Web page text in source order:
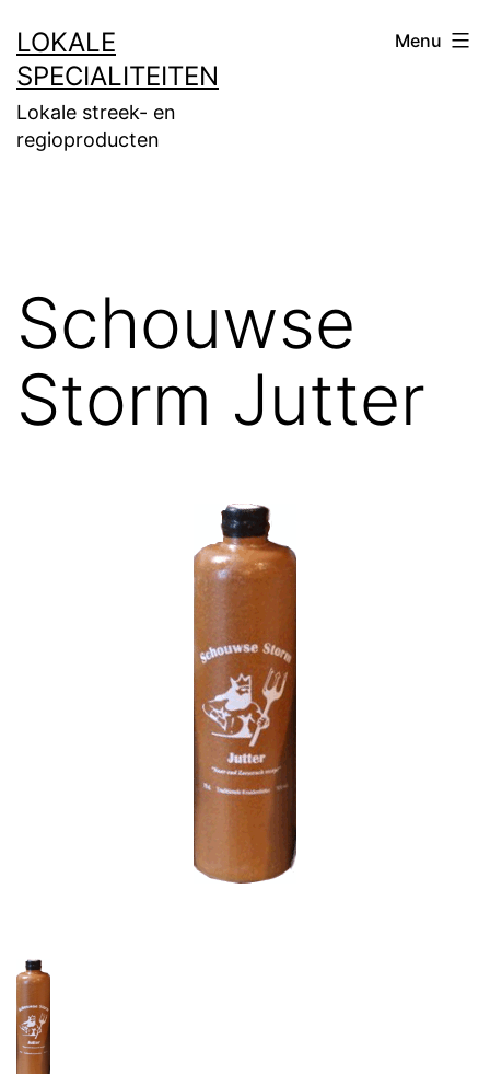
naar
de
inhoud
LOKALE
SPECIALITEITEN
Lokale streek- en
regioproducten
Menu
Schouwse
Storm Jutter